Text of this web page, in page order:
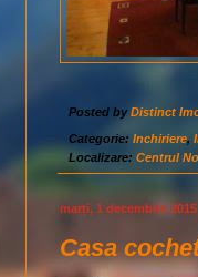
Posted byDistinct
Categorie: Inchiriere,
Localizare: Centrul
marți, 1 decembrie 2015
Casa